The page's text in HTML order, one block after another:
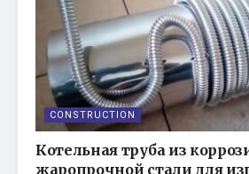
CONSTRUCTION
Котельная труба из
жаропрочной стали для